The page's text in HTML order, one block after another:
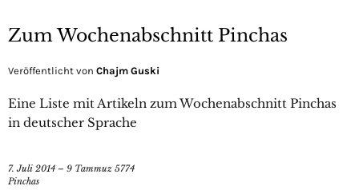
Zum Wochenabschnitt Pinchas
Veröffentlicht von Chajm Guski
Eine Liste mit Artikeln zum Wochenabschnitt Pinchas
in deutscher Sprache
7. Juli 2014 – 9 Tammuz 5774
Pinchas